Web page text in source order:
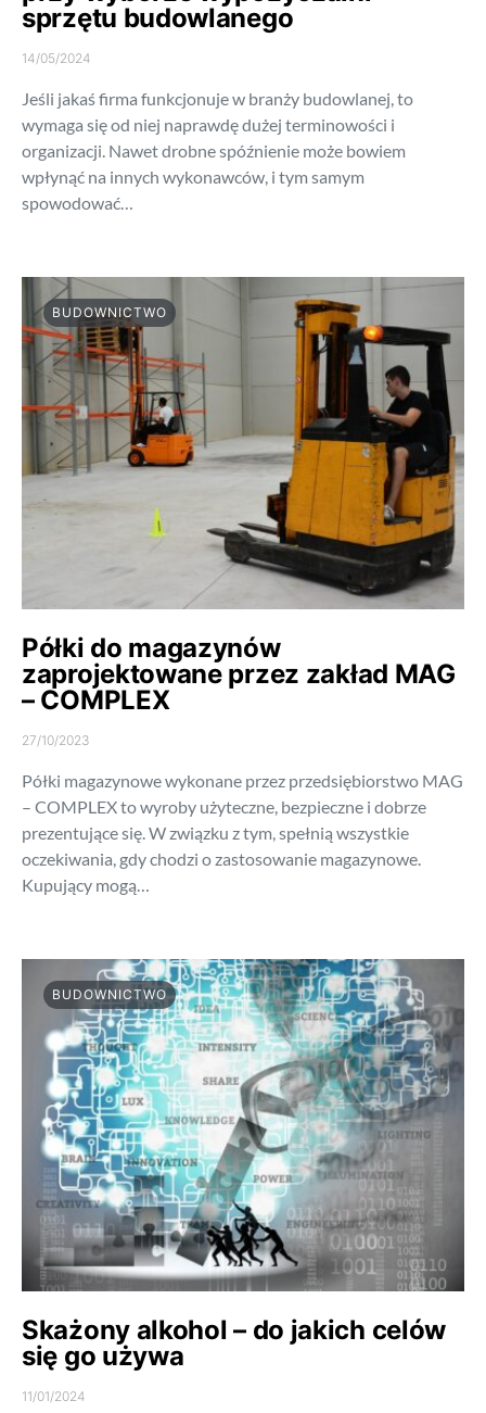
sprzętu budowlanego
14/05/2024
Jeśli jakaś firma funkcjonuje w branży budowlanej, to
wymaga się od niej naprawdę dużej terminowości i
organizacji. Nawet drobne spóźnienie może bowiem
wpłynąć na innych wykonawców, i tym samym
spowodować…
BUDOWNICTWO
Półki do magazynów
zaprojektowane przez zakład MAG
– COMPLEX
27/10/2023
Półki magazynowe wykonane przez przedsiębiorstwo MAG
– COMPLEX to wyroby użyteczne, bezpieczne i dobrze
prezentujące się. W związku z tym, spełnią wszystkie
oczekiwania, gdy chodzi o zastosowanie magazynowe.
Kupujący mogą…
BUDOWNICTWO
Skażony alkohol – do jakich celów
się go używa
11/01/2024